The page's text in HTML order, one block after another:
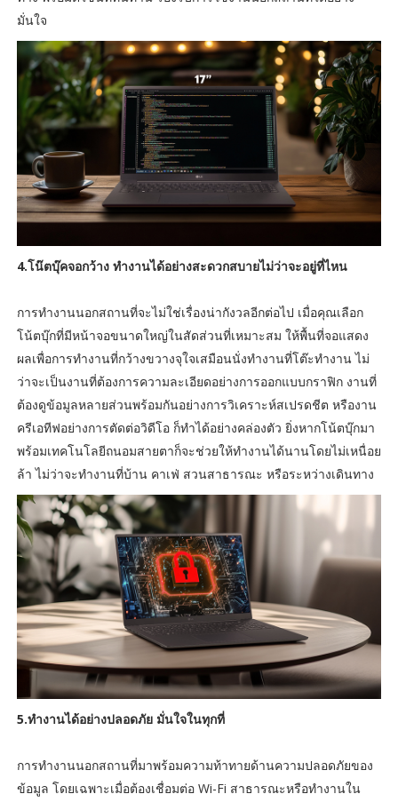
มั่นใจ
4.โน๊ตบุ๊คจอกว้าง ทำงานได้อย่างสะดวกสบายไม่ว่าจะอยู่ที่ไหน
การทำงานนอกสถานที่จะไม่ใช่เรื่องน่ากังวลอีกต่อไป เมื่อคุณเลือก
โน้ตบุ๊กที่มีหน้าจอขนาดใหญ่ในสัดส่วนที่เหมาะสม ให้พื้นที่จอแสดง
ผลเพื่อการทำงานที่กว้างขวางจุใจเสมือนนั่งทำงานที่โต๊ะทำงาน ไม่
ว่าจะเป็นงานที่ต้องการความละเอียดอย่างการออกแบบกราฟิก งานที่
ต้องดูข้อมูลหลายส่วนพร้อมกันอย่างการวิเคราะห์สเปรดชีต หรืองาน
ครีเอทีฟอย่างการตัดต่อวิดีโอ ก็ทำได้อย่างคล่องตัว ยิ่งหากโน้ตบุ๊กมา
พร้อมเทคโนโลยีถนอมสายตาก็จะช่วยให้ทำงานได้นานโดยไม่เหนื่อย
ล้า ไม่ว่าจะทำงานที่บ้าน คาเฟ่ สวนสาธารณะ หรือระหว่างเดินทาง
5.ทำงานได้อย่างปลอดภัย มั่นใจในทุกที่
การทำงานนอกสถานที่มาพร้อมความท้าทายด้านความปลอดภัยของ
ข้อมูล โดยเฉพาะเมื่อต้องเชื่อมต่อ Wi-Fi สาธารณะหรือทำงานใน